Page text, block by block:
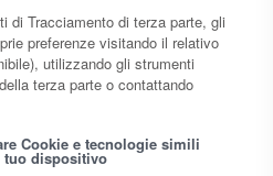
di Tracciamento di terza parte, gli
preferenze visitando il relativo
utilizzando gli strumenti
terza parte o contattando
Cookie e tecnologie simili
tuo dispositivo